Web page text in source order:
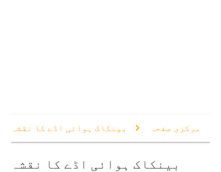
مرکزی صفحہ بینکاک ہوائی اڈے کا نقشہ
بینکاک ہوائی اڈے کا نقشہ